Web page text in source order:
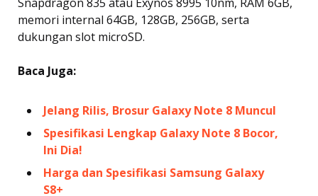
memori internal 64GB, 128GB, 256GB, serta
dukungan slot microSD.
Baca Juga:
Jelang Rilis, Brosur Galaxy Note 8 Muncul
Spesifikasi Lengkap Galaxy Note 8 Bocor,
Ini Dia!
Harga dan Spesifikasi Samsung Galaxy
S8+